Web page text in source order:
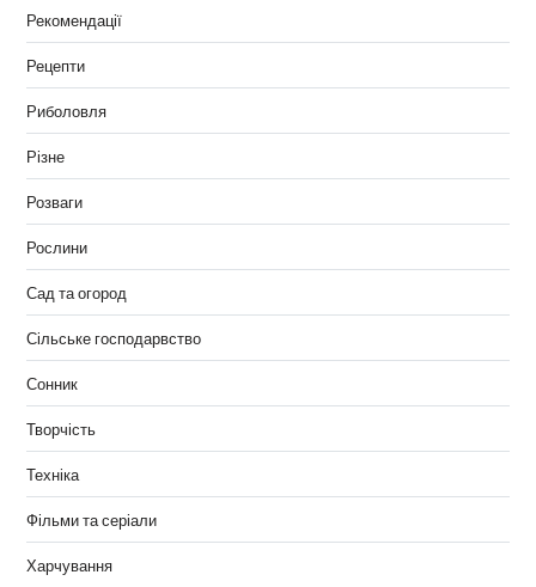
Рекомендації
Рецепти
Риболовля
Різне
Розваги
Рослини
Сад та огород
Сільське господарвство
Сонник
Творчість
Техніка
Фільми та серіали
Харчування